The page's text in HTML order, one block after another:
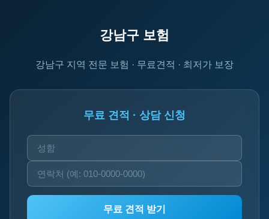
강남구 보험
강남구 지역 전문 보험 · 무료견적 · 최저가 보장
무료 견적 · 상담 신청
무료 견적 받기